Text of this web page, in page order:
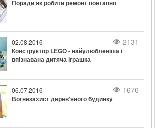
Поради як робити ремонт поетапно
02.08.2016 2131
Конструктор LEGO - найулюбленіша і
впізнавана дитяча іграшка
06.07.2016 1676
Вогнезахист дерев'яного будинку